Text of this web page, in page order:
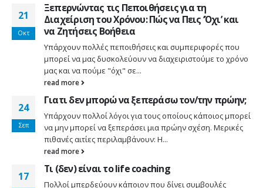
21
Οκτ
Ξεπερνώντας τις Πεποιθήσεις για τη
Διαχείριση του Χρόνου: Πώς να Πεις ‘Όχι’ και
να Ζητήσεις Βοήθεια
Υπάρχουν πολλές πεποιθήσεις και συμπεριφορές που
μπορεί να μας δυσκολεύουν να διαχειριστούμε το χρόνο
μας και να πούμε "όχι" σε...
read more
24
Σεπ
Γιατι δεν μπορώ να ξεπεράσω τον/την πρώην;
Υπάρχουν πολλοί λόγοι για τους οποίους κάποιος μπορεί
να μην μπορεί να ξεπεράσει μια πρώην σχέση. Μερικές
πιθανές αιτίες περιλαμβάνουν: Η...
read more
17
Τι (δεν) είναι το life coaching
Πολλοί μπερδεύουν κάποιον που δίνει συμβουλές